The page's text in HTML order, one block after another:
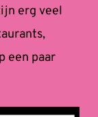
erg veel
een paar